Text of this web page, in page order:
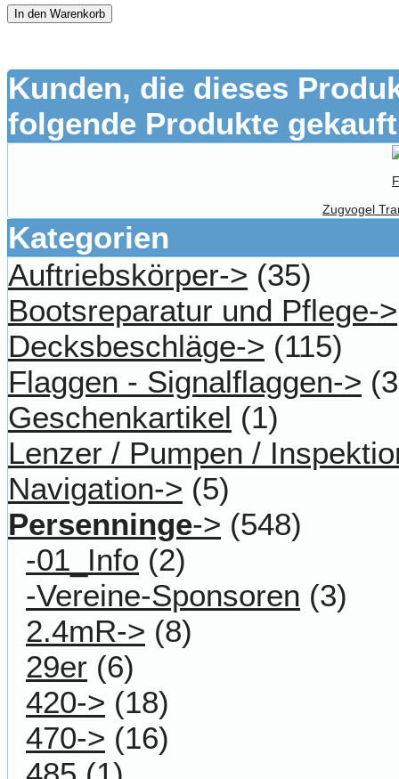
In den Warenkorb
Kunden, die dieses
folgende Produkte
Zugvogel
Kategorien
Auftriebskörper-> (35)
Bootsreparatur und Pflege->
Decksbeschläge-> (115)
Flaggen - Signalflaggen->
Geschenkartikel (1)
Lenzer / Pumpen /
Navigation-> (5)
Persenninge-> (548)
-01_Info (2)
-Vereine-Sponsoren (3)
2.4mR-> (8)
29er (6)
420-> (18)
470-> (16)